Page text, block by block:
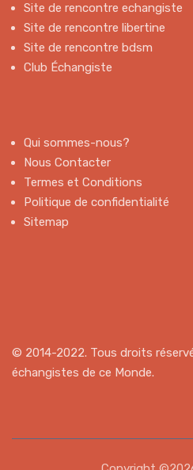
Site de rencontre echangiste
Site de rencontre libertine
Site de rencontre bdsm
Club Échangiste
Qui sommes-nous?
Nous Contacter
Termes et Conditions
Politique de confidentialité
Sitemap
© 2014-2022. Tous droits
échangistes de ce Monde.